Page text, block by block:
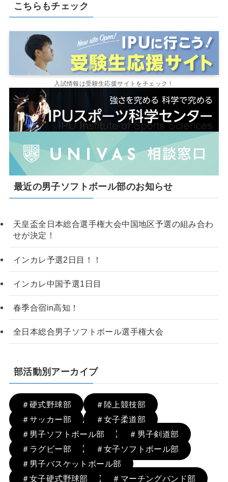
こちらもチェック
入試情報は受験生応援サイトをチェック！
最近の男子ソフトボール部のお知らせ
天皇盃全日本総合選手権大会中国地区予選の組み合わ
せが決定！
インカレ予選2日目！！
インカレ中国予選1日目
春季合宿in高知！
全日本総合男子ソフトボール選手権大会
部活動別アーカイブ
＃硬式野球部
＃陸上競技部
＃サッカー部
＃女子柔道部
＃男子ソフトボール部
＃男子剣道部
＃ラグビー部
＃女子ソフトボール部
＃男子バスケットボール部
＃女子硬式野球部
＃マーチングバンド部